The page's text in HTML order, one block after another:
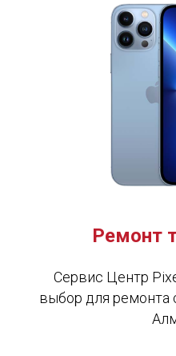
Ремонт
Сервис Центр
выбор для ремонта